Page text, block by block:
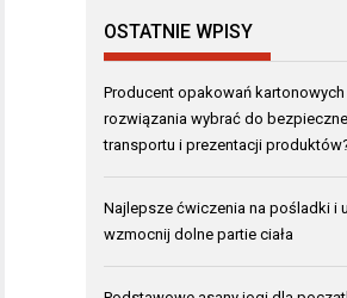
OSTATNIE WPISY
Producent opakowań
rozwiązania wybrać do
transportu i prezentacji
Najlepsze ćwiczenia na pośladki i
wzmocnij dolne partie ciała